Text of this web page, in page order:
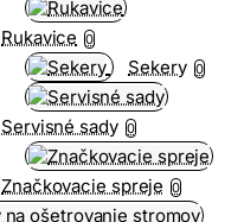
Rukavice 0
Sekery 0
Servisné sady 0
Značkovacie spreje 0